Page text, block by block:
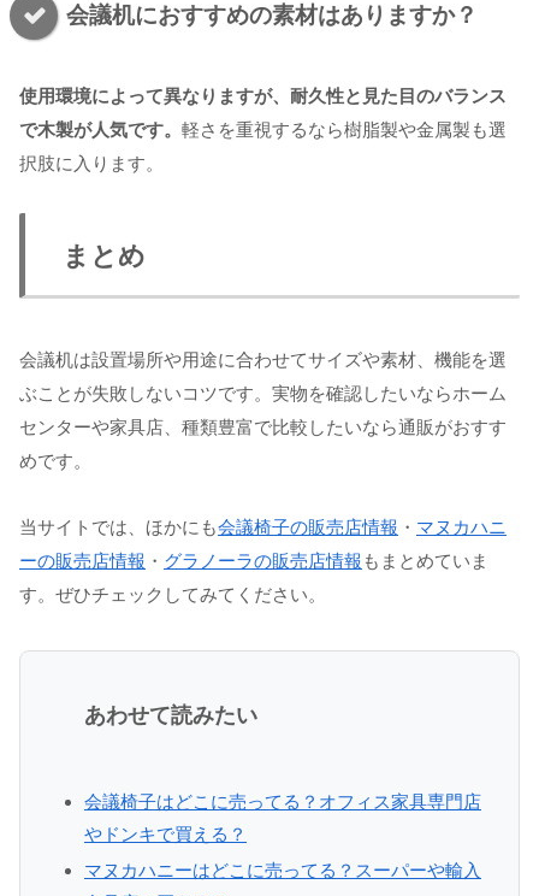
会議机におすすめの素材はありますか？
使用環境によって異なりますが、耐久性と見た目のバランス
で木製が人気です。 軽さを重視するなら樹脂製や金属製も選
択肢に入ります。
まとめ
会議机は設置場所や用途に合わせてサイズや素材、機能を選
ぶことが失敗しないコツです。実物を確認したいならホーム
センターや家具店、種類豊富で比較したいなら通販がおすす
めです。
当サイトでは、ほかにも会議椅子の販売店情報 ・ マヌカハニ
ーの販売店情報 ・ グラノーラの販売店情報 もまとめていま
す。ぜひチェックしてみてください。
あわせて読みたい
会議椅子はどこに売ってる？オフィス家具専門店
やドンキで買える？
マヌカハニーはどこに売ってる？スーパーや輸入